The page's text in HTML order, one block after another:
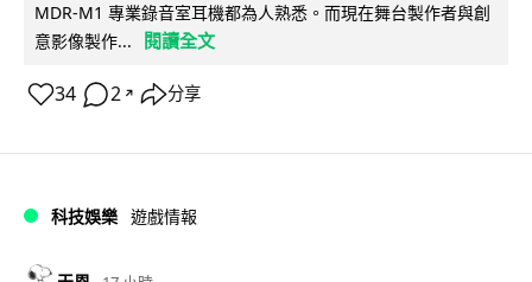
MDR-M1 專業錄音室耳機都為人熟悉。而現在舞台製作者與創
意影像製作...
閱讀全文
34 2 ↗ 分享
科技娛樂 遊戲情報